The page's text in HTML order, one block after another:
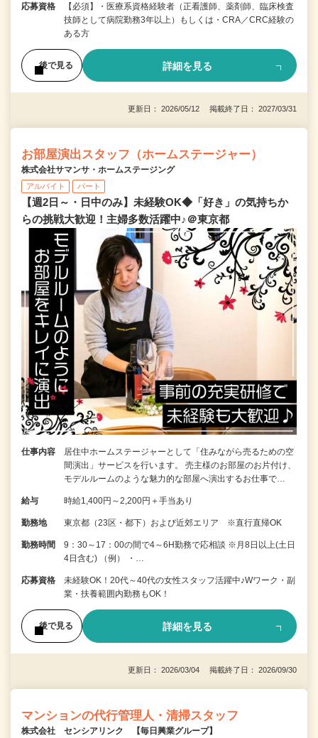
応募資格
【必須】・医療系資格経験者（正看護師、薬剤師、臨床検査
技師として病院勤務3年以上）もしくは・CRA／CRC経験の
ある方
後で見る 詳細を見る
更新日： 2026/05/12 掲載終了日： 2027/03/31
お部屋演出スタッフ（ホームステージャー）
株式会社サマンサ・ホームステージング
アルバイト パート
【週2日～・日中のみ】未経験OK◆「好き」の気持ちか
らの挑戦大歓迎！主婦多数活躍中♪＠東京都
仕事内容
居住中ホームステージャーとして「住みながら売るための空
間演出」サービスを行います。 売主様のお部屋のお片付け、
モデルルームのような魅力的な部屋へ演出するお仕事で…
給与 時給1,400円～2,200円＋手当あり
勤務地 東京都（23区・都下）および近郊エリア ※直行直帰OK
勤務時間
9：30～17：00の間で4～6H勤務で応相談 ※月8日以上(土日
4日含む) （例） ・…
応募資格
未経験OK！20代～40代の女性スタッフ活躍中♪Wワーク・副
業・扶養範囲内勤務もOK！
後で見る 詳細を見る
更新日： 2026/03/04 掲載終了日： 2026/09/30
マンションの代行管理人・清掃スタッフ
株式会社 センシアリンク 【毎日興業グループ】